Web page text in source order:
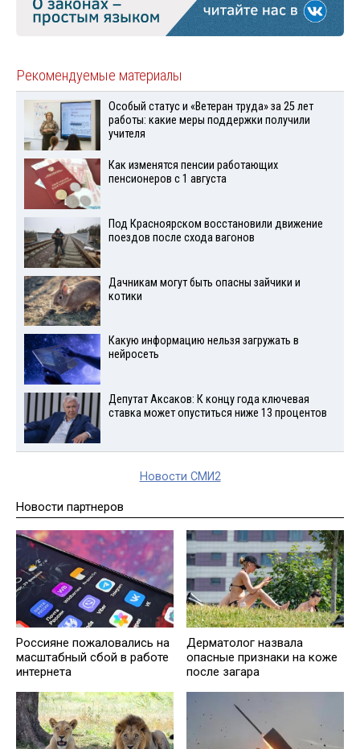
Рекомендуемые материалы
Особый статус и «Ветеран труда» за 25 лет
работы: какие меры поддержки получили
учителя
Как изменятся пенсии работающих
пенсионеров с 1 августа
Под Красноярском восстановили движение
поездов после схода вагонов
Дачникам могут быть опасны зайчики и
котики
Какую информацию нельзя загружать в
нейросеть
Депутат Аксаков: К концу года ключевая
ставка может опуститься ниже 13 процентов
Новости СМИ2
Новости партнеров
Россияне пожаловались на
масштабный сбой в работе
интернета
Дерматолог назвала
опасные признаки на коже
после загара